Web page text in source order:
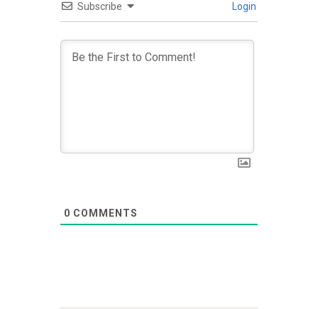
Subscribe Login
0 COMMENTS